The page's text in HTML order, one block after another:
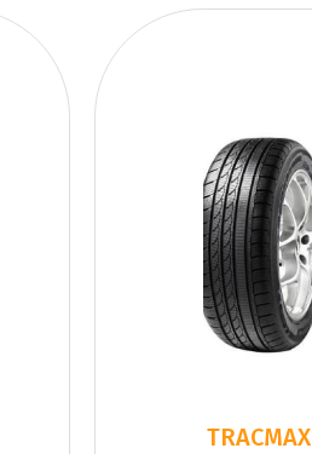
TRACMAX